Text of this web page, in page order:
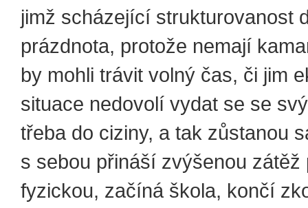
jimž scházející strukturovanost
prázdnota, protože nemají
by mohli trávit volný čas, či jim
situace nedovolí vydat se se
třeba do ciziny, a tak zůstanou
s sebou přináší zvýšenou zátěž
fyzickou, začíná škola, končí